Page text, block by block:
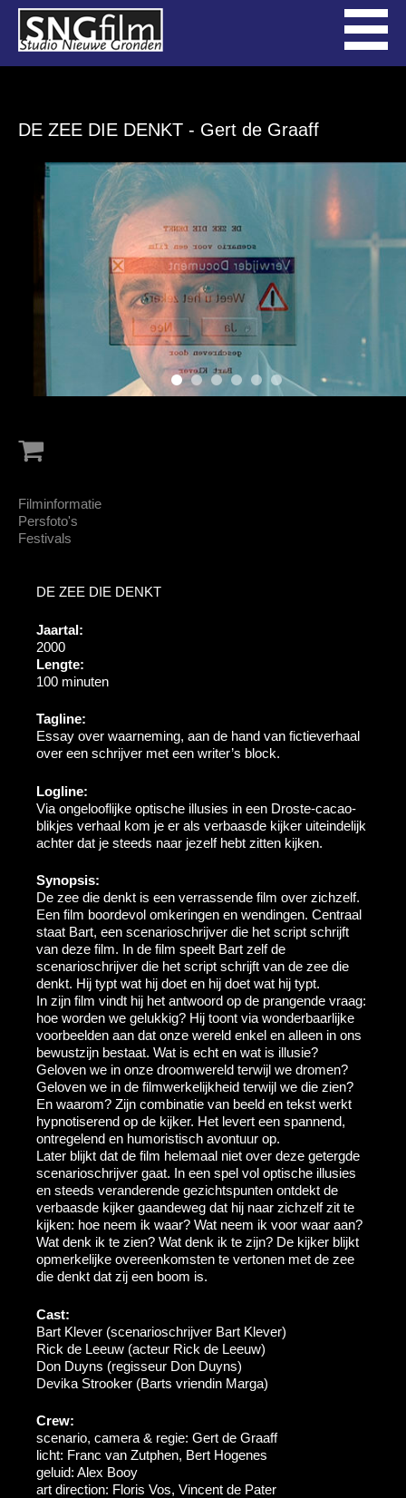
DE ZEE DIE DENKT - Gert de Graaff
Filminformatie
Persfoto's
Festivals
DE ZEE DIE DENKT
Jaartal:
2000
Lengte:
100 minuten
Tagline:
Essay over waarneming, aan de hand van fictieverhaal
over een schrijver met een writer’s block.
Logline:
Via ongelooflijke optische illusies in een Droste-cacao-
blikjes verhaal kom je er als verbaasde kijker uiteindelijk
achter dat je steeds naar jezelf hebt zitten kijken.
Synopsis:
De zee die denkt is een verrassende film over zichzelf.
Een film boordevol omkeringen en wendingen. Centraal
staat Bart, een scenarioschrijver die het script schrijft
van deze film. In de film speelt Bart zelf de
scenarioschrijver die het script schrijft van de zee die
denkt. Hij typt wat hij doet en hij doet wat hij typt.
In zijn film vindt hij het antwoord op de prangende vraag:
hoe worden we gelukkig? Hij toont via wonderbaarlijke
voorbeelden aan dat onze wereld enkel en alleen in ons
bewustzijn bestaat. Wat is echt en wat is illusie?
Geloven we in onze droomwereld terwijl we dromen?
Geloven we in de filmwerkelijkheid terwijl we die zien?
En waarom? Zijn combinatie van beeld en tekst werkt
hypnotiserend op de kijker. Het levert een spannend,
ontregelend en humoristisch avontuur op.
Later blijkt dat de film helemaal niet over deze getergde
scenarioschrijver gaat. In een spel vol optische illusies
en steeds veranderende gezichtspunten ontdekt de
verbaasde kijker gaandeweg dat hij naar zichzelf zit te
kijken: hoe neem ik waar? Wat neem ik voor waar aan?
Wat denk ik te zien? Wat denk ik te zijn? De kijker blijkt
opmerkelijke overeenkomsten te vertonen met de zee
die denkt dat zij een boom is.
Cast:
Bart Klever (scenarioschrijver Bart Klever)
Rick de Leeuw (acteur Rick de Leeuw)
Don Duyns (regisseur Don Duyns)
Devika Strooker (Barts vriendin Marga)
Crew:
scenario, camera & regie: Gert de Graaff
licht: Franc van Zutphen, Bert Hogenes
geluid: Alex Booy
art direction: Floris Vos, Vincent de Pater